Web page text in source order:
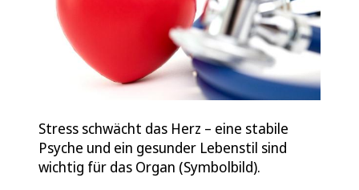
Stress schwächt das Herz – eine stabile
Psyche und ein gesunder Lebenstil sind
wichtig für das Organ (Symbolbild).